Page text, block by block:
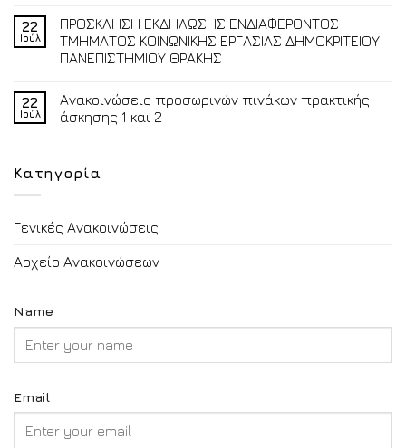
22
Ιούλ
ΠΡΟΣΚΛΗΣΗ ΕΚΔΗΛΩΣΗΣ ΕΝΔΙΑΦΕΡΟΝΤΟΣ
ΤΜΗΜΑΤΟΣ ΚΟΙΝΩΝΙΚΗΣ ΕΡΓΑΣΙΑΣ ΔΗΜΟΚΡΙΤΕΙΟΥ
ΠΑΝΕΠΙΣΤΗΜΙΟΥ ΘΡΑΚΗΣ
22
Ιούλ
Ανακοινώσεις προσωρινών πινάκων πρακτικής
άσκησης 1 και 2
Κατηγορία
Γενικές Ανακοινώσεις
Αρχείο Ανακοινώσεων
Name
Email